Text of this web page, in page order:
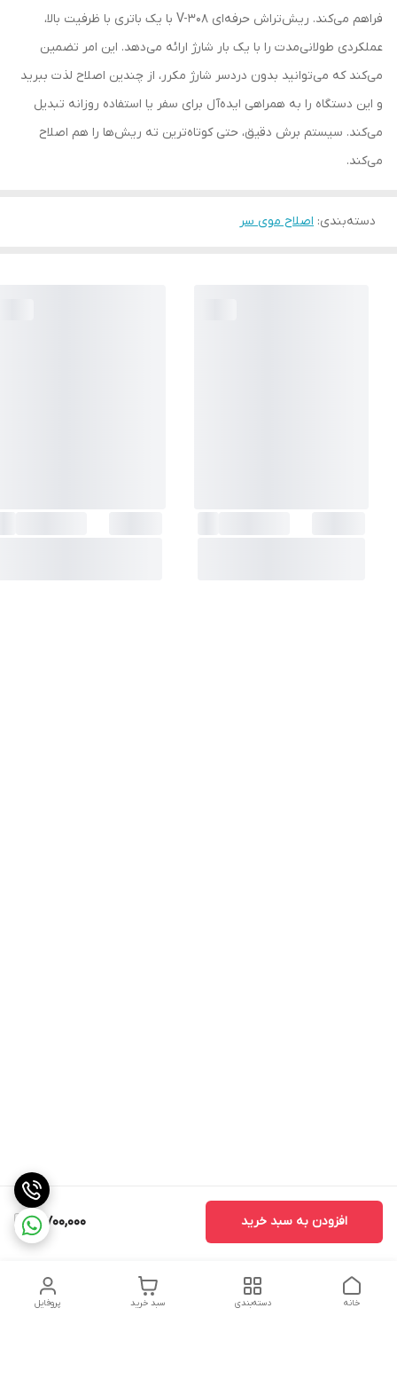
3,700,000 افزودن به سبد خرید
فراهم می‌کند. ریش‌تراش حرفه‌ای V-308 با یک باتری با ظرفیت بالا،
عملکردی طولانی‌مدت را با یک بار شارژ ارائه می‌دهد. این امر تضمین
می‌کند که می‌توانید بدون دردسر شارژ مکرر، از چندین اصلاح لذت ببرید
و این دستگاه را به همراهی ایده‌آل برای سفر یا استفاده روزانه تبدیل
می‌کند. سیستم برش دقیق، حتی کوتاه‌ترین ته ریش‌ها را هم اصلاح
می‌کند.
دسته‌بندی: اصلاح موی سر
پروفایل سبد خرید دسته‌بندی خانه